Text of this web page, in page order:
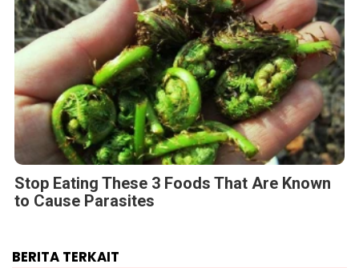
Stop Eating These 3 Foods That Are Known
to Cause Parasites
BERITA TERKAIT